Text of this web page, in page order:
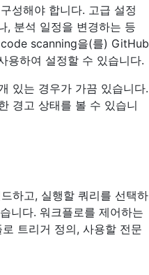
성해야 합니다. 고급 설정
, 분석 일정을 변경하는 등
scanning을(를) GitHub
용하여 설정할 수 있습니다.
있는 경우가 가끔 있습니다.
경고 상태를 볼 수 있습니
하고, 실행할 쿼리를 선택하
니다. 워크플로를 제어하는
트리거 정의, 사용할 전문